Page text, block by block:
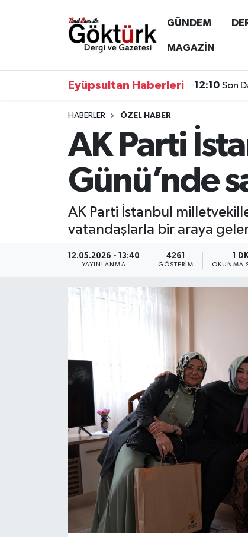
GÜNDEM
MAGAZİN
Eyüpsultan Haberleri 12:10 Son
HABERLER ÖZEL HABER
AK Parti
Günü’nde
AK Parti İstanbul
vatandaşlarla bir araya
12.05.2026 - 13:40
YAYINLANMA
4261
GÖSTERIM
1
OKUNMA
Anne Çocuk
GÖKTÜRK
GÜNDEM
KEMERBURGAZ
ÖZEL HABER
TEKNOLOJİ
TİCARET
Eyüpsultan Hava Durumu
Tüm Manşetler
Son Dakika Haberleri